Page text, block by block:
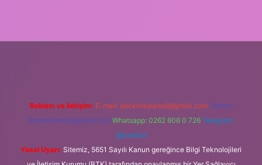
Reklam ve İletişim: E-mail: backlinkpaneli@gmail.com Teams:
forumhizmeti@gmail.com Whatsapp: 0262 606 0 726 Telegram:
@karabul
Yasal Uyarı: Sitemiz, 5651 Sayılı Kanun gereğince Bilgi Teknolojileri